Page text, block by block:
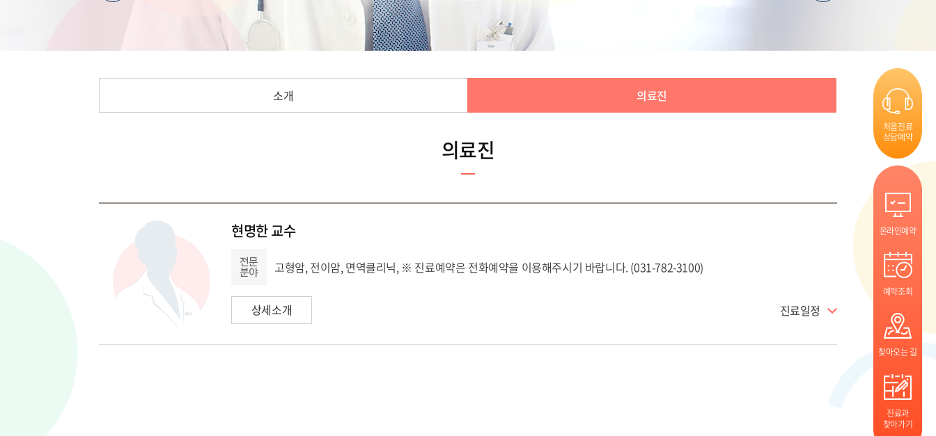
처음진료
상담예약
온라인예약
예약조회
찾아오는 길
진료과
찾아가기
소개 의료진
의료진
현명한 교수
고형암, 전이암, 면역클리닉, ※ 진료예약은 전화예약을 이용해주시기 바랍니다. (031-782-3100)
상세소개 진료일정